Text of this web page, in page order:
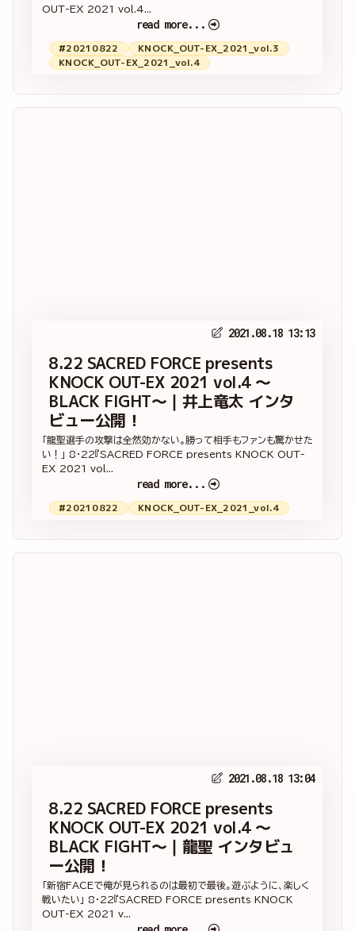
OUT-EX 2021 vol.4...
read more...
#20210822
KNOCK_OUT-EX_2021_vol.3
KNOCK_OUT-EX_2021_vol.4
2021.08.18 13:13
8.22 SACRED FORCE presents
KNOCK OUT-EX 2021 vol.4 ～
BLACK FIGHT～｜井上竜太 インタ
ビュー公開！
「龍聖選手の攻撃は全然効かない。勝って相手もファンも驚かせた
い！」 8・22『SACRED FORCE presents KNOCK OUT-
EX 2021 vol...
read more...
#20210822 KNOCK_OUT-EX_2021_vol.4
2021.08.18 13:04
8.22 SACRED FORCE presents
KNOCK OUT-EX 2021 vol.4 ～
BLACK FIGHT～｜龍聖 インタビュ
ー公開！
「新宿FACEで俺が見られるのは最初で最後。遊ぶように、楽しく
戦いたい」 8・22『SACRED FORCE presents KNOCK
OUT-EX 2021 v...